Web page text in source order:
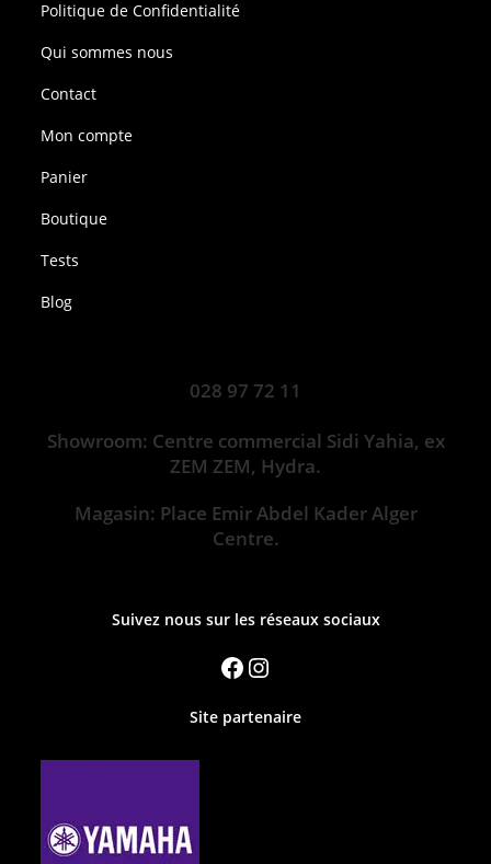
Politique de Confidentialité
Qui sommes nous
Contact
Mon compte
Panier
Boutique
Tests
Blog
028 97 72 11
Showroom: Centre commercial Sidi Yahia, ex
ZEM ZEM, Hydra.
Magasin: Place Emir Abdel Kader Alger
Centre.
Suivez nous sur les réseaux sociaux
Site partenaire